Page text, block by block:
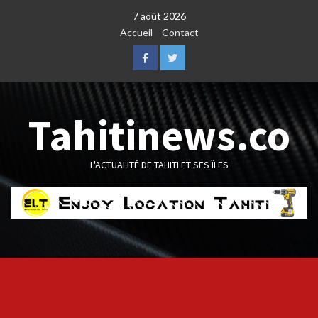
7 août 2026
Accueil
Contact
FacebookTwitter
Tahitinews.co
L'ACTUALITÉ DE TAHITI ET SES ÎLES